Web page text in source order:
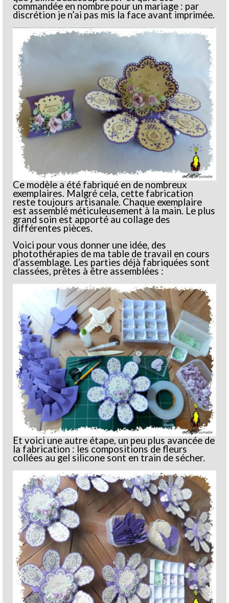
commandée en nombre pour un mariage : par
discrétion je n’ai pas mis la face avant imprimée.
Ce modèle a été fabriqué en de nombreux
exemplaires. Malgré cela, cette fabrication
reste toujours artisanale. Chaque exemplaire
est assemblé méticuleusement à la main. Le plus
grand soin est apporté au collage des
différentes pièces.
Voici pour vous donner une idée, des
photothérapies de ma table de travail en cours
d’assemblage. Les parties déjà fabriquées sont
classées, prêtes à être assemblées :
Et voici une autre étape, un peu plus avancée de
la fabrication : les compositions de fleurs
collées au gel silicone sont en train de sécher.